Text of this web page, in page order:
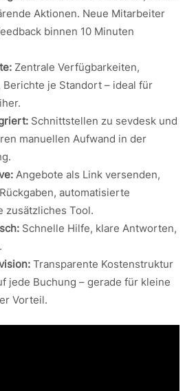
Aktionen. Neue Mitarbeiter
binnen 10 Minuten
Zentrale Verfügbarkeiten,
Berichte je Standort – ideal für
Schnittstellen zu sevdesk und
manuellen Aufwand in der
Angebote als Link versenden,
automatisierte
zusätzliches Tool.
Schnelle Hilfe, klare Antworten,
Transparente Kostenstruktur
jede Buchung – gerade für kleine
Vorteil.